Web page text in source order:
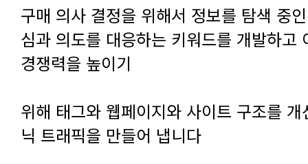
경쟁력을 높이기
닉 트래픽을 만들어 냅니다